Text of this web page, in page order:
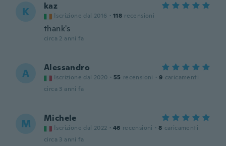
K kaz
Iscrizione dal 2016 · 118 recensioni
thank's
circa 2 anni fa
A Alessandro
Iscrizione dal 2020 · 55 recensioni · 9 caricamenti
circa 3 anni fa
M Michele
Iscrizione dal 2022 · 46 recensioni · 8 caricamenti
circa 3 anni fa